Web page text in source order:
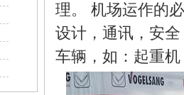
理。 机场运作的
设计，通讯，安
车辆，如：起重